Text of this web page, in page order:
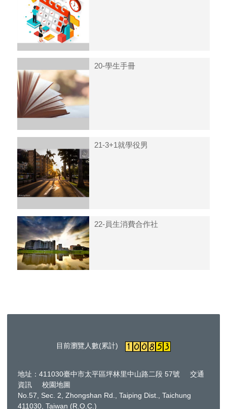
20-學生手冊
21-3+1就學役男
22-員生消費合作社
目前瀏覽人數(累計)
地址：411030臺中市太平區坪林里中山路二段 57號 交通
資訊
校園地圖
No.57, Sec. 2, Zhongshan Rd., Taiping Dist., Taichung
411030, Taiwan (R.O.C.)